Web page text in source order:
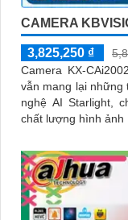
CAMERA
3,825,250 ₫
Camera KX-
vẫn mang lại những tính năng
nghệ AI Starlight,
chất lượng hình ảnh